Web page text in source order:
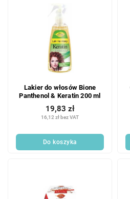
Lakier do włosów Bione
Panthenol & Keratin 200 ml
16,12 zł bez VAT
19,83 zł
Do koszyka